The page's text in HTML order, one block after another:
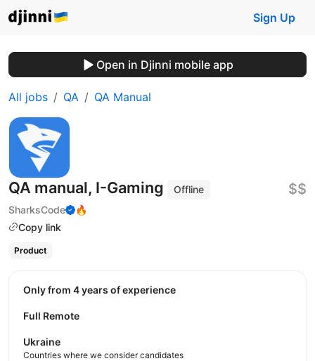
Sign Up
Open in Djinni mobile app
All jobs QA QA Manual
QA manual, I-Gaming
Offline
SharksCode
🔥
Copy link
$$
Product
Only from 4 years of experience
Full Remote
Ukraine
Countries where we consider candidates